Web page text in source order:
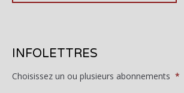
INFOLETTRES
Choisissez un ou plusieurs abonnements *